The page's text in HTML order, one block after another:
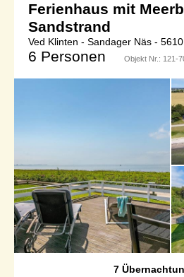
Ferienhaus mit
Sandstrand
Ved Klinten - Sandager Näs -
6 Personen Objekt Nr.: 121-
7